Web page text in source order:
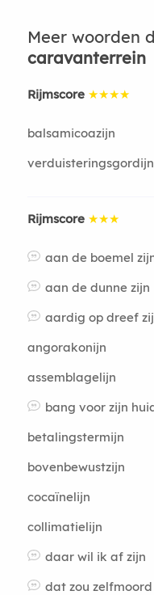
Meer woorden
caravanterrein
Rijmscore ★★★★
balsamicoazijn
verduisteringsgordijn
Rijmscore ★★★
aan de boemel
aan de dunne zijn
aardig op dreef
angorakonijn
assemblagelijn
bang voor zijn
betalingstermijn
bovenbewustzijn
cocaïnelijn
collimatielijn
daar wil ik af zijn
dat zou zelfmoord